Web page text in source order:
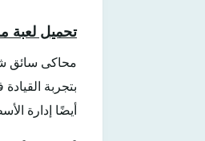
تحميل لعبة
محاكى سائق
بتجربة
أيضًا إدارة